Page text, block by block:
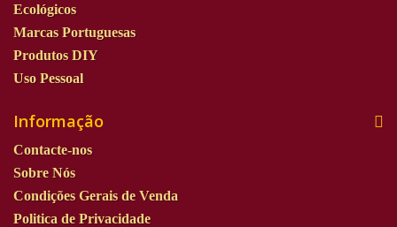
Ecológicos
Marcas Portuguesas
Produtos DIY
Uso Pessoal
Informação
Contacte-nos
Sobre Nós
Condições Gerais de Venda
Politica de Privacidade